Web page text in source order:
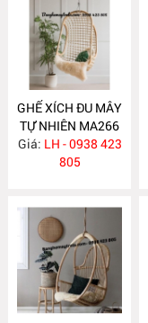
GHẾ XÍCH ĐU MÂY
TỰ NHIÊN MA266
Giá: LH - 0938 423
805